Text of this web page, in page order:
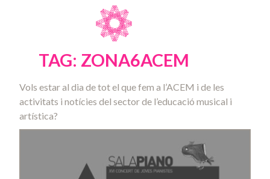
TAG: ZONA6ACEM
Vols estar al dia de tot el que fem a l’ACEM i de les
activitats i notícies del sector de l’educació musical i
artística?